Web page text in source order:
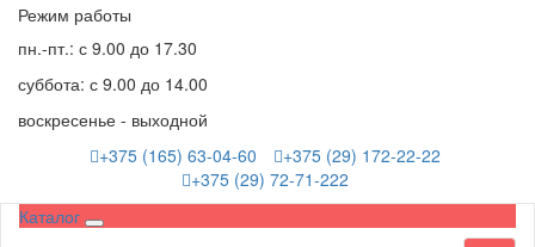
Режим работы
пн.-пт.: с 9.00 до 17.30
суббота: с 9.00 до 14.00
воскресенье - выходной
+375 (165) 63-04-60
+375 (29) 172-22-22
+375 (29) 72-71-222
Каталог